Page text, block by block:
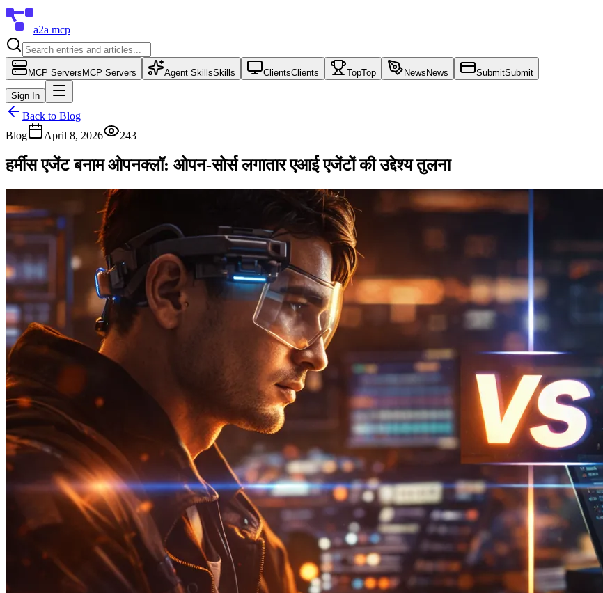
a2a mcp
MCP Servers MCP Servers Agent SkillsSkills ClientsClients TopTop News News SubmitSubmit
Sign In
Back to Blog
Blog
April 8, 2026 243
हर्मीस एजेंट बनाम ओपनक्लॉ: ओपन-सोर्स लगातार एआई एजेंटों की उद्देश्य तुलना